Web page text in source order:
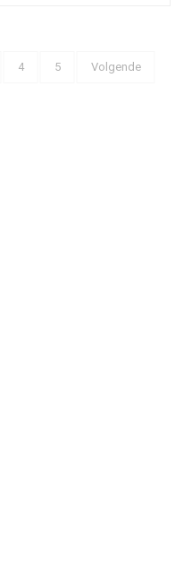
4 5 Volgende